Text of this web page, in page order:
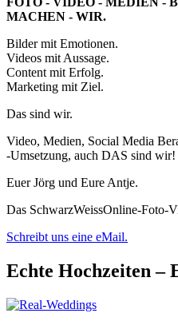
MACHEN - WIR.
Bilder mit Emotionen.
Videos mit Aussage.
Content mit Erfolg.
Marketing mit Ziel.
Das sind wir.
Video, Medien, Social Media
-Umsetzung, auch DAS sind wir!
Euer Jörg und Eure Antje.
Das SchwarzWeissOnline-Foto-
Schreibt uns eine eMail.
Echte Hochzeiten –